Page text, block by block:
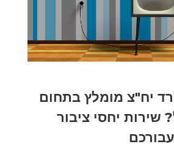
יח"צ מומלץ בתחום
שירות יחסי ציבור